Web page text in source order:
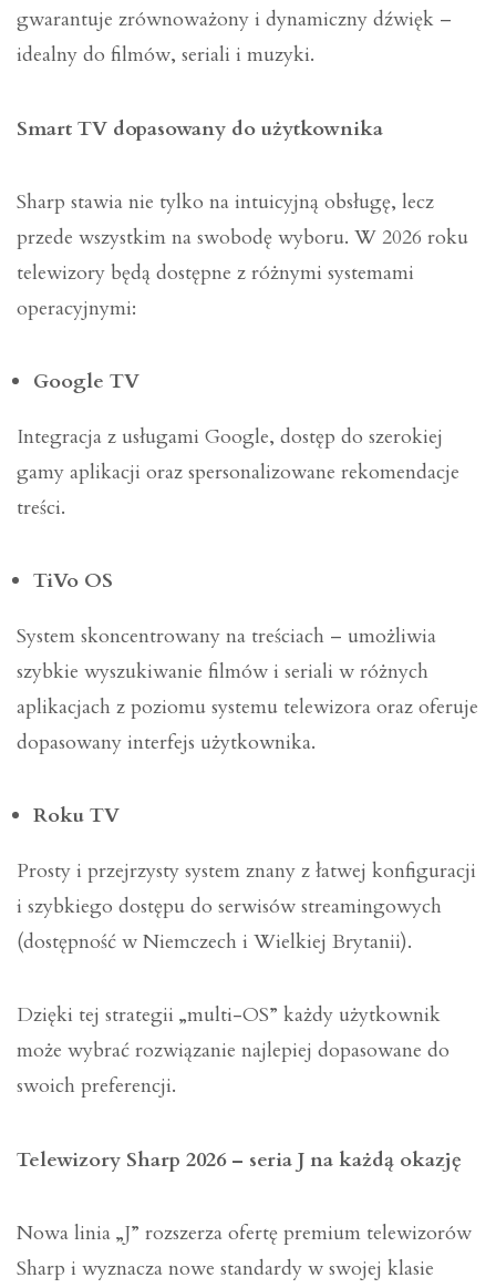
gwarantuje zrównoważony i dynamiczny dźwięk –
idealny do filmów, seriali i muzyki.
Smart TV dopasowany do użytkownika
Sharp stawia nie tylko na intuicyjną obsługę, lecz
przede wszystkim na swobodę wyboru. W 2026 roku
telewizory będą dostępne z różnymi systemami
operacyjnymi:
Google TV
Integracja z usługami Google, dostęp do szerokiej
gamy aplikacji oraz spersonalizowane rekomendacje
treści.
TiVo OS
System skoncentrowany na treściach – umożliwia
szybkie wyszukiwanie filmów i seriali w różnych
aplikacjach z poziomu systemu telewizora oraz oferuje
dopasowany interfejs użytkownika.
Roku TV
Prosty i przejrzysty system znany z łatwej konfiguracji
i szybkiego dostępu do serwisów streamingowych
(dostępność w Niemczech i Wielkiej Brytanii).
Dzięki tej strategii „multi-OS” każdy użytkownik
może wybrać rozwiązanie najlepiej dopasowane do
swoich preferencji.
Telewizory Sharp 2026 – seria J na każdą okazję
Nowa linia „J” rozszerza ofertę premium telewizorów
Sharp i wyznacza nowe standardy w swojej klasie